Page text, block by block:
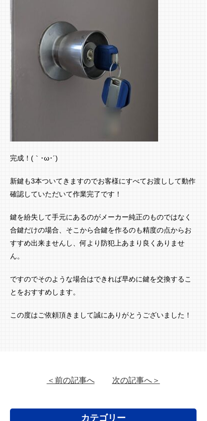
完成！(｀･ω･´)ゞ
新鍵も3本ついてきますのでお客様にすべてお渡しして動作
確認していただいて作業完了です！
鍵を紛失して手元にあるのがメーカー純正のものではなく
合鍵だけの場合、そこから合鍵を作るのも精度の点からお
すすめ出来ませんし、何より防犯上あまり良くありませ
ん。
ですのでそのような場合はできれば早めに鍵を交換するこ
とをおすすめします。
この度はご依頼頂きまして誠にありがとうございました！
＜前の記事へ 次の記事へ＞
カテゴリー